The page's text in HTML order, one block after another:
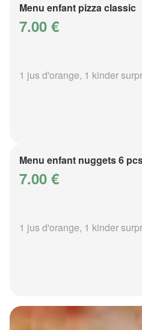
Menu enfant pizza classic
7.00 €
1 jus d'orange, 1 kinder
Menu enfant nuggets 6
7.00 €
1 jus d'orange, 1 kinder